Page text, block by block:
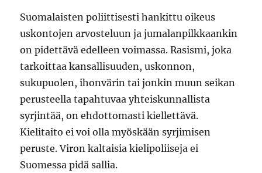
Suomalaisten poliittisesti hankittu oikeus
uskontojen arvosteluun ja jumalanpilkkaankin
on pidettävä edelleen voimassa. Rasismi, joka
tarkoittaa kansallisuuden, uskonnon,
sukupuolen, ihonvärin tai jonkin muun seikan
perusteella tapahtuvaa yhteiskunnallista
syrjintää, on ehdottomasti kiellettävä.
Kielitaito ei voi olla myöskään syrjimisen
peruste. Viron kaltaisia kielipoliiseja ei
Suomessa pidä sallia.